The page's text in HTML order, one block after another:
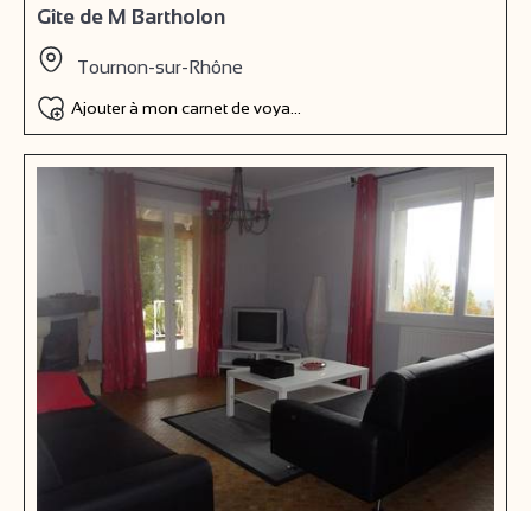
Gîte de M Bartholon
Tournon-sur-Rhône
Ajouter à mon carnet de voyage